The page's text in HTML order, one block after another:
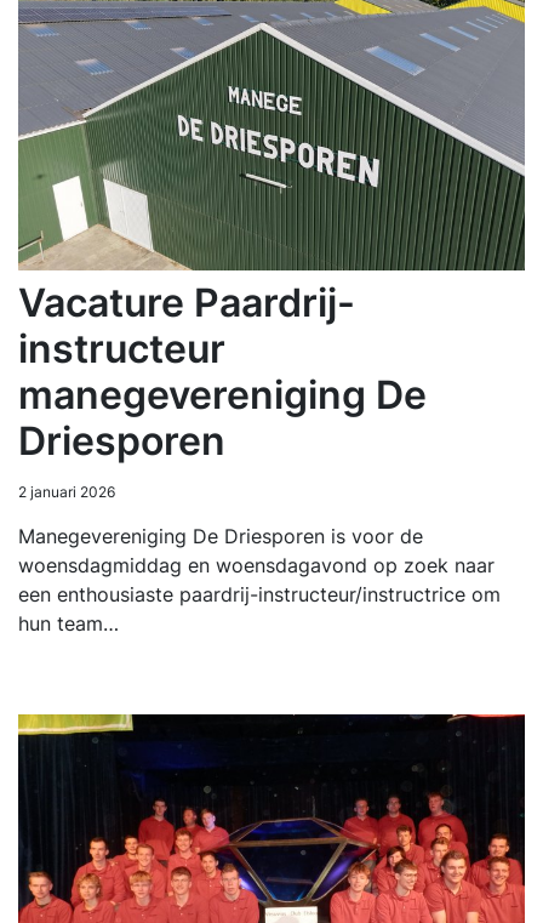
Vacature Paardrij-
instructeur
manegevereniging De
Driesporen
2 januari 2026
Manegevereniging De Driesporen is voor de
woensdagmiddag en woensdagavond op zoek naar
een enthousiaste paardrij-instructeur/instructrice om
hun team…